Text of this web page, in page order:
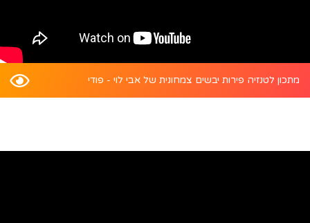
מתכון לטנזיה פירות יבשים צמחונית של אבי לוי - פודי